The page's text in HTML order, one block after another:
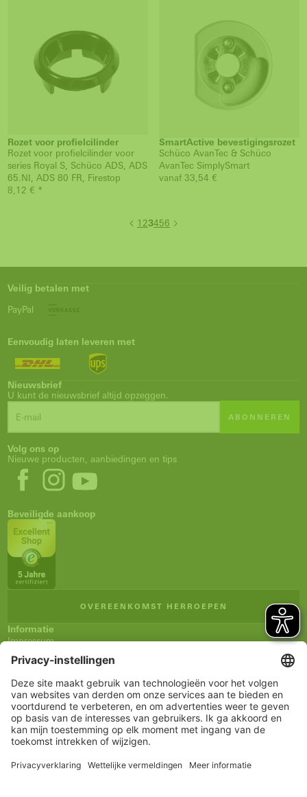
Rozet voor profielcilinder
Rozet voor profielcilinder voor
series Royal S, Schüco ADS, ADS
65.NI, ADS 80 FR, Firestop
8,12 € *
SmartActive bevestigingsrozet
Schüco AvanTec & Schüco
AvanTec SimplySmart
vanaf 33,54 €
1 23456
Veilig betalen met
PayPal
Eenvoudig laten leveren met
Nieuwsbrief
U kunt de nieuwsbrief altijd opzeggen.
ABONNEREN
Volg ons op
Nieuwe producten, aanbiedingen en tips
Beveiligde aankoop
OVEREENKOMST HERROEPEN
Informatie
Impressum
Privacyverklaring
Herroepingsrecht
Verklaring inzake toegankelijkheid
Nieuwsbrief
Service
Winkelmandje
Rekening